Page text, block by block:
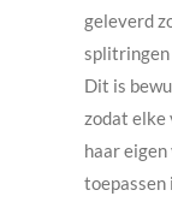
geleverd
splitringen
Dit is
zodat elke
haar
toepassen